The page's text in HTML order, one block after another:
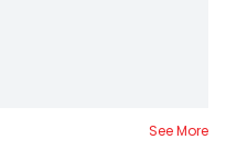
See More